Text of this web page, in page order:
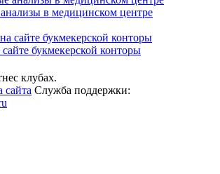
в медицинском центре
букмекерской конторы
клубах.
сайта Служба поддержки: